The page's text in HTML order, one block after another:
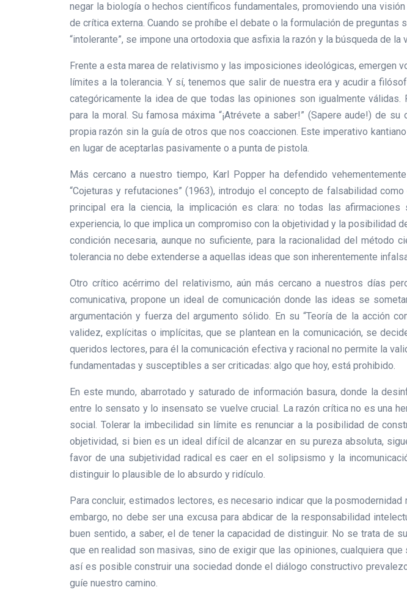
negar la biología o hechos científicos fundamentales, promoviendo una
de crítica externa. Cuando se prohíbe el debate o la formulación de
“intolerante”, se impone una ortodoxia que asfixia la razón y la búsqueda de la
Frente a esta marea de relativismo y las imposiciones ideológicas,
límites a la tolerancia. Y sí, tenemos que salir de nuestra era y acudir a
categóricamente la idea de que todas las opiniones son igualmente
para la moral. Su famosa máxima “¡Atrévete a saber!” (Sapere aude!) de
propia razón sin la guía de otros que nos coaccionen. Este imperativo
en lugar de aceptarlas pasivamente o a punta de pistola.
Más cercano a nuestro tiempo, Karl Popper ha defendido
“Cojeturas y refutaciones” (1963), introdujo el concepto de falsabilidad
principal era la ciencia, la implicación es clara: no todas las
experiencia, lo que implica un compromiso con la objetividad y la posibilidad
condición necesaria, aunque no suficiente, para la racionalidad del
tolerancia no debe extenderse a aquellas ideas que son inherentemente
Otro crítico acérrimo del relativismo, aún más cercano a nuestros días
comunicativa, propone un ideal de comunicación donde las ideas se
argumentación y fuerza del argumento sólido. En su “Teoría de la acción
validez, explícitas o implícitas, que se plantean en la comunicación, se
queridos lectores, para él la comunicación efectiva y racional no permite la
fundamentadas y susceptibles a ser criticadas: algo que hoy, está prohibido.
En este mundo, abarrotado y saturado de información basura, donde la
entre lo sensato y lo insensato se vuelve crucial. La razón crítica no es una
social. Tolerar la imbecilidad sin límite es renunciar a la posibilidad de
objetividad, si bien es un ideal difícil de alcanzar en su pureza absoluta,
favor de una subjetividad radical es caer en el solipsismo y la
distinguir lo plausible de lo absurdo y ridículo.
Para concluir, estimados lectores, es necesario indicar que la
embargo, no debe ser una excusa para abdicar de la responsabilidad
buen sentido, a saber, el de tener la capacidad de distinguir. No se trata
que en realidad son masivas, sino de exigir que las opiniones, cualquiera
así es posible construir una sociedad donde el diálogo constructivo
guíe nuestro camino.